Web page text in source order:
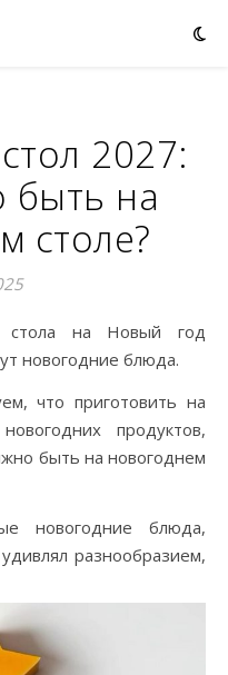
2027:
быть на
столе?
новогодние блюда.
что приготовить на
продуктов,
быть на новогоднем
новогодние блюда,
разнообразием,